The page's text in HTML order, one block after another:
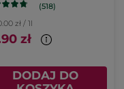
(518)
zł / 1l
zł
DODAJ DO